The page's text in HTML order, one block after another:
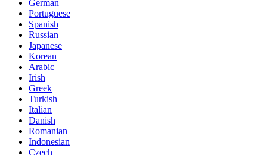
German
Portuguese
Spanish
Russian
Japanese
Korean
Arabic
Irish
Greek
Turkish
Italian
Danish
Romanian
Indonesian
Czech